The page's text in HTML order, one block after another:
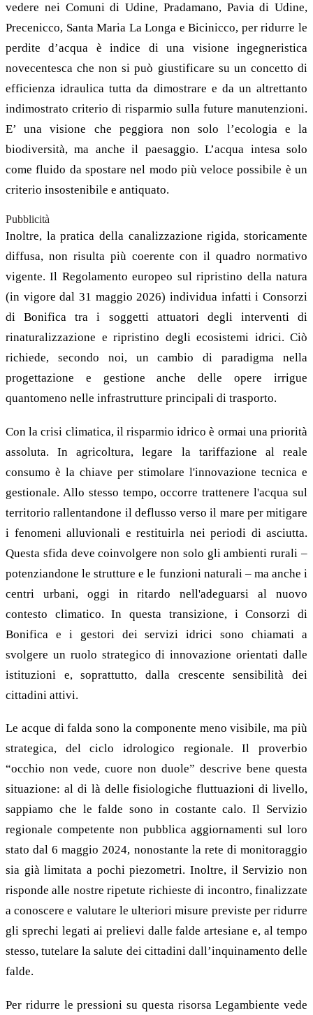
vedere nei Comuni di Udine, Pradamano, Pavia di Udine,
Precenicco, Santa Maria La Longa e Bicinicco, per ridurre le
perdite d’acqua è indice di una visione ingegneristica
novecentesca che non si può giustificare su un concetto di
efficienza idraulica tutta da dimostrare e da un altrettanto
indimostrato criterio di risparmio sulla future manutenzioni.
E’ una visione che peggiora non solo l’ecologia e la
biodiversità, ma anche il paesaggio. L’acqua intesa solo
come fluido da spostare nel modo più veloce possibile è un
criterio insostenibile e antiquato.
Pubblicità
Inoltre, la pratica della canalizzazione rigida, storicamente
diffusa, non risulta più coerente con il quadro normativo
vigente. Il Regolamento europeo sul ripristino della natura
(in vigore dal 31 maggio 2026) individua infatti i Consorzi
di Bonifica tra i soggetti attuatori degli interventi di
rinaturalizzazione e ripristino degli ecosistemi idrici. Ciò
richiede, secondo noi, un cambio di paradigma nella
progettazione e gestione anche delle opere irrigue
quantomeno nelle infrastrutture principali di trasporto.
Con la crisi climatica, il risparmio idrico è ormai una priorità
assoluta. In agricoltura, legare la tariffazione al reale
consumo è la chiave per stimolare l'innovazione tecnica e
gestionale. Allo stesso tempo, occorre trattenere l'acqua sul
territorio rallentandone il deflusso verso il mare per mitigare
i fenomeni alluvionali e restituirla nei periodi di asciutta.
Questa sfida deve coinvolgere non solo gli ambienti rurali –
potenziandone le strutture e le funzioni naturali – ma anche i
centri urbani, oggi in ritardo nell'adeguarsi al nuovo
contesto climatico. In questa transizione, i Consorzi di
Bonifica e i gestori dei servizi idrici sono chiamati a
svolgere un ruolo strategico di innovazione orientati dalle
istituzioni e, soprattutto, dalla crescente sensibilità dei
cittadini attivi.
Le acque di falda sono la componente meno visibile, ma più
strategica, del ciclo idrologico regionale. Il proverbio
“occhio non vede, cuore non duole” descrive bene questa
situazione: al di là delle fisiologiche fluttuazioni di livello,
sappiamo che le falde sono in costante calo. Il Servizio
regionale competente non pubblica aggiornamenti sul loro
stato dal 6 maggio 2024, nonostante la rete di monitoraggio
sia già limitata a pochi piezometri. Inoltre, il Servizio non
risponde alle nostre ripetute richieste di incontro, finalizzate
a conoscere e valutare le ulteriori misure previste per ridurre
gli sprechi legati ai prelievi dalle falde artesiane e, al tempo
stesso, tutelare la salute dei cittadini dall’inquinamento delle
falde.
Per ridurre le pressioni su questa risorsa Legambiente vede